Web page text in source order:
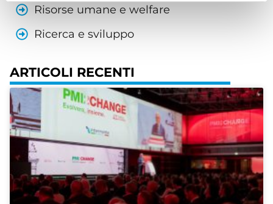
Risorse umane e welfare
Ricerca e sviluppo
ARTICOLI RECENTI